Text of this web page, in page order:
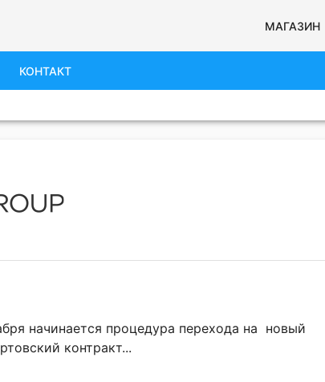
МАГАЗИН
КОНТАКТ
начинается процедура перехода на новый
контракт...